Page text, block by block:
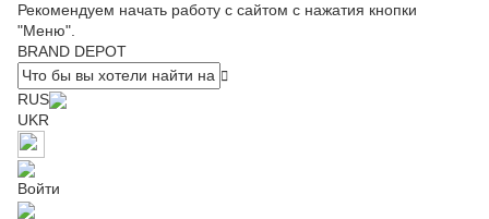
Рекомендуем начать работу с сайтом с нажатия кнопки
"Меню".
BRAND DEPOT
RUS
UKR
Войти